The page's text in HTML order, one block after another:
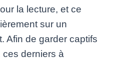
la lecture, et ce
sur un
Afin de garder captifs
derniers à